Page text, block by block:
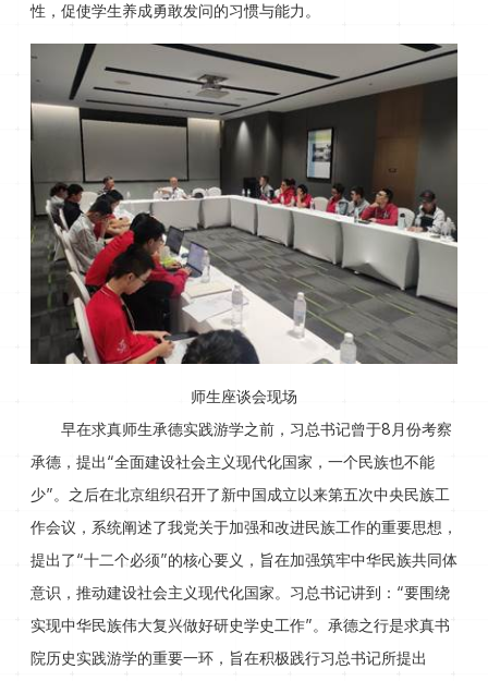
性，促使学生养成勇敢发问的习惯与能力。
师生座谈会现场
早在求真师生承德实践游学之前，习总书记曾于8月份考察
承德，提出“全面建设社会主义现代化国家，一个民族也不能
少”。之后在北京组织召开了新中国成立以来第五次中央民族工
作会议，系统阐述了我党关于加强和改进民族工作的重要思想，
提出了“十二个必须”的核心要义，旨在加强筑牢中华民族共同体
意识，推动建设社会主义现代化国家。习总书记讲到：“要围绕
实现中华民族伟大复兴做好研史学史工作”。承德之行是求真书
院历史实践游学的重要一环，旨在积极践行习总书记所提出